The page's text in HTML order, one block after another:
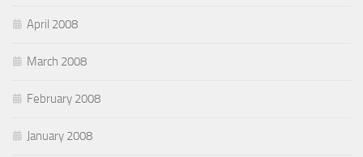
April 2008
March 2008
February 2008
January 2008